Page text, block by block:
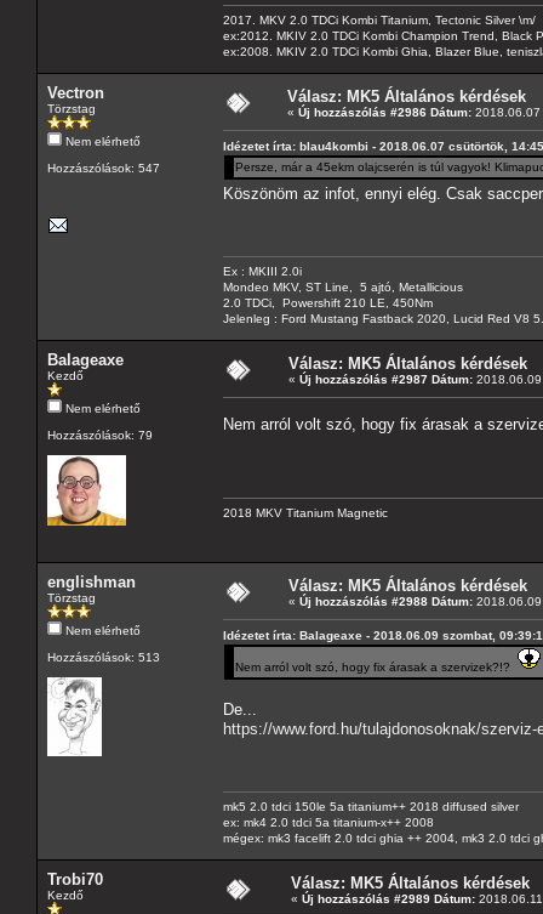
2017. MKV 2.0 TDCi Kombi Titanium, Tectonic Silver \m/
ex:2012. MKIV 2.0 TDCi Kombi Champion Trend, Black
ex:2008. MKIV 2.0 TDCi Kombi Ghia, Blazer Blue,
Vectron
Törzstag
Nem elérhető
Hozzászólások: 547
Válasz: MK5 Általános kérdések
« Új hozzászólás #2986 Dátum: 2018.06.07
Idézetet írta: blau4kombi - 2018.06.07 csütörtök,
Persze, már a 45ekm olajcserén is túl vagyok!
Köszönöm az infot, ennyi elég. Csak
Ex : MKIII 2.0i
Mondeo MKV, ST Line, 5 ajtó, Metallicious
2.0 TDCi, Powershift 210 LE, 450Nm
Jelenleg : Ford Mustang Fastback 2020, Lucid Red V8
Balageaxe
Kezdő
Nem elérhető
Hozzászólások: 79
Válasz: MK5 Általános kérdések
« Új hozzászólás #2987 Dátum:
Nem arról volt szó, hogy fix árasak a
2018 MKV Titanium Magnetic
englishman
Törzstag
Nem elérhető
Hozzászólások: 513
Válasz: MK5 Általános kérdések
« Új hozzászólás #2988 Dátum:
Idézetet írta: Balageaxe - 2018.06.09 szombat,
Nem arról volt szó, hogy fix árasak a szervizek?!?
De...
https://www.ford.hu/tulajdonosoknak/
mk5 2.0 tdci 150le 5a titanium++ 2018 diffused silver
ex: mk4 2.0 tdci 5a titanium-x++ 2008
mégex: mk3 facelift 2.0 tdci ghia ++ 2004, mk3 2.0 tdci
Trobi70
Kezdő
Válasz: MK5 Általános kérdések
« Új hozzászólás #2989 Dátum: